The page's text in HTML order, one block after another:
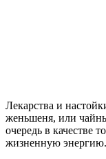
Лекарства и
женьшеня, или
очередь в качестве
жизненную энергию.